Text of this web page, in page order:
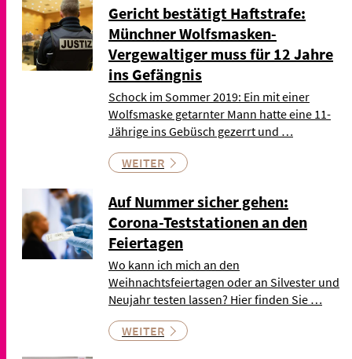
Gericht bestätigt Haftstrafe:
Münchner Wolfsmasken-
Vergewaltiger muss für 12 Jahre
ins Gefängnis
Schock im Sommer 2019: Ein mit einer
Wolfsmaske getarnter Mann hatte eine 11-
Jährige ins Gebüsch gezerrt und …
WEITER
Auf Nummer sicher gehen:
Corona-Teststationen an den
Feiertagen
Wo kann ich mich an den
Weihnachtsfeiertagen oder an Silvester und
Neujahr testen lassen? Hier finden Sie …
WEITER